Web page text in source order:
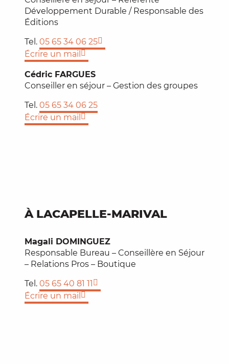
Développement Durable / Responsable des
Éditions
Tel. 05 65 34 06 25
Écrire un mail
Cédric FARGUES
Conseiller en séjour – Gestion des groupes
Tel. 05 65 34 06 25
Écrire un mail
À LACAPELLE-MARIVAL
Magali DOMINGUEZ
Responsable Bureau – Conseillère en Séjour
– Relations Pros – Boutique
Tel. 05 65 40 81 11
Écrire un mail